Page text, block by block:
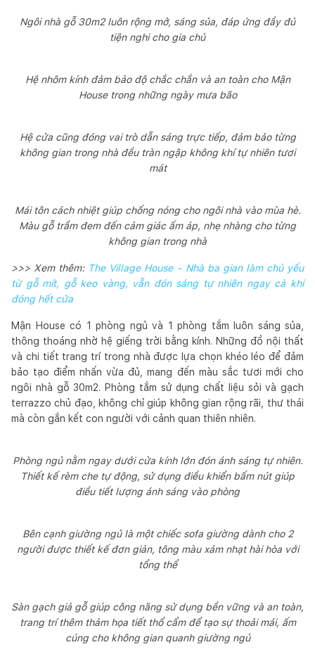
Ngôi nhà gỗ 30m2 luôn rộng mở, sáng sủa, đáp ứng đầy đủ
tiện nghi cho gia chủ
Hệ nhôm kính đảm bảo độ chắc chắn và an toàn cho Mận
House trong những ngày mưa bão
Hệ cửa cũng đóng vai trò dẫn sáng trực tiếp, đảm bảo từng
không gian trong nhà đều tràn ngập không khí tự nhiên tươi
mát
Mái tôn cách nhiệt giúp chống nóng cho ngôi nhà vào mùa hè.
Màu gỗ trầm đem đến cảm giác ấm áp, nhẹ nhàng cho từng
không gian trong nhà
>>> Xem thêm: The Village House - Nhà ba gian làm chủ yếu
từ gỗ mít, gỗ keo vàng, vẫn đón sáng tự nhiên ngay cả khi
đóng hết cửa
Mận House có 1 phòng ngủ và 1 phòng tắm luôn sáng sủa,
thông thoáng nhờ hệ giếng trời bằng kính. Những đồ nội thất
và chi tiết trang trí trong nhà được lựa chọn khéo léo để đảm
bảo tạo điểm nhấn vừa đủ, mang đến màu sắc tươi mới cho
ngôi nhà gỗ 30m2. Phòng tắm sử dụng chất liệu sỏi và gạch
terrazzo chủ đạo, không chỉ giúp không gian rộng rãi, thư thái
mà còn gắn kết con người với cảnh quan thiên nhiên.
Phòng ngủ nằm ngay dưới cửa kính lớn đón ánh sáng tự nhiên.
Thiết kế rèm che tự động, sử dụng điều khiển bấm nút giúp
điều tiết lượng ánh sáng vào phòng
Bên cạnh giường ngủ là một chiếc sofa giường dành cho 2
người được thiết kế đơn giản, tông màu xám nhạt hài hòa với
tổng thể
Sàn gạch giả gỗ giúp công năng sử dụng bền vững và an toàn,
trang trí thêm thảm họa tiết thổ cẩm để tạo sự thoải mái, ấm
cúng cho không gian quanh giường ngủ